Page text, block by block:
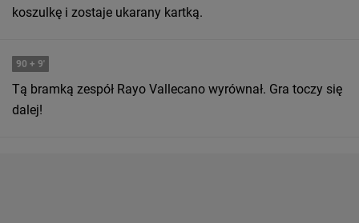
koszulkę i zostaje ukarany kartką.
90 + 9'
Tą bramką zespół Rayo Vallecano wyrównał. Gra toczy się
dalej!